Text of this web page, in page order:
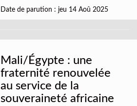
Date de parution : jeu 14 Aoû 2025
Mali/Égypte : une
fraternité renouvelée
au service de la
souveraineté africaine